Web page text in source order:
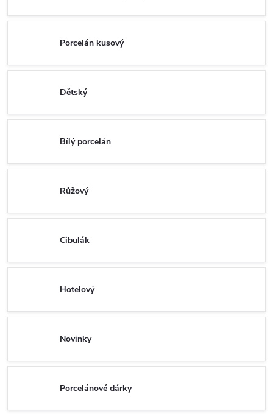
Porcelán kusový
Dětský
Bílý porcelán
Růžový
Cibulák
Hotelový
Novinky
Porcelánové dárky